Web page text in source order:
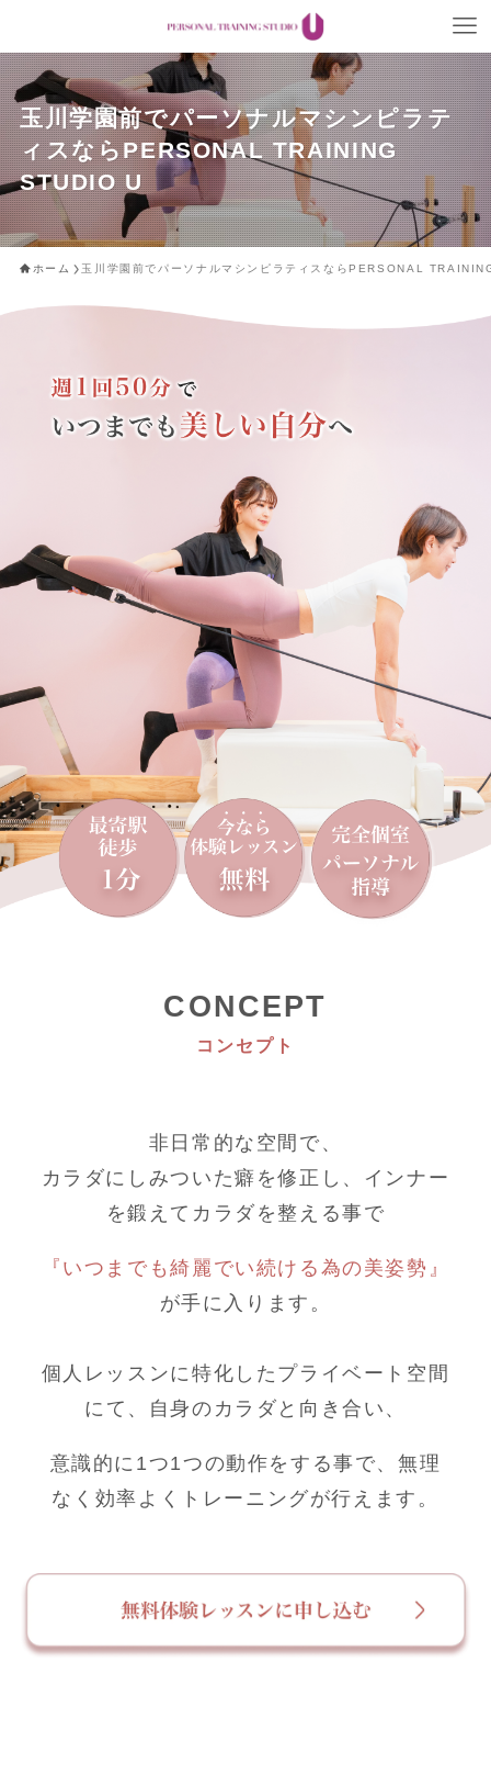
玉川学園前でパーソナルマシンピラテ
ィスならPERSONAL TRAINING
STUDIO U
ホーム 玉川学園前でパーソナルマシンピラティスならPERSONAL
CONCEPT
コンセプト
非日常的な空間で、
カラダにしみついた癖を修正し、インナー
を鍛えてカラダを整える事で
『いつまでも綺麗でい続ける為の美姿勢』
が手に入ります。
個人レッスンに特化したプライベート空間
にて、自身のカラダと向き合い、
意識的に1つ1つの動作をする事で、無理
なく効率よくトレーニングが行えます。